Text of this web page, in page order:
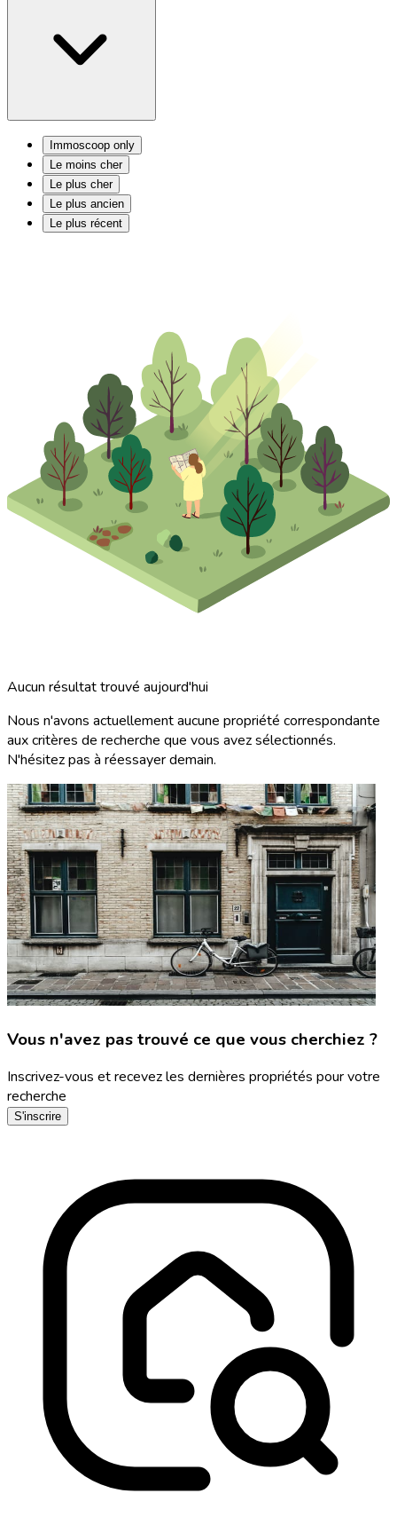
Immoscoop only
Le moins cher
Le plus cher
Le plus ancien
Le plus récent
Aucun résultat trouvé aujourd'hui
Nous n'avons actuellement aucune propriété correspondante
aux critères de recherche que vous avez sélectionnés.
N'hésitez pas à réessayer demain.
Vous n'avez pas trouvé ce que vous cherchiez ?
Inscrivez-vous et recevez les dernières propriétés pour votre
recherche
S'inscrire